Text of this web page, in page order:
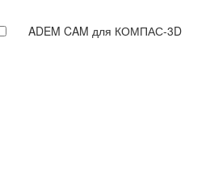
ADEM CAM для КОМПАС-3D